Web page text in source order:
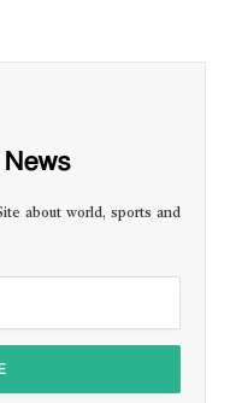
about world, sports and